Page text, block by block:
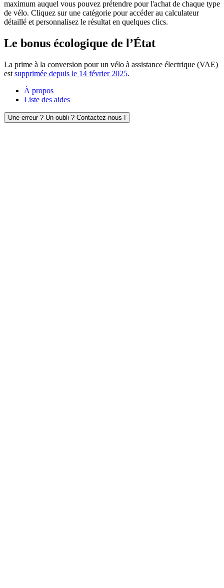
maximum auquel vous pouvez prétendre pour l'achat de chaque type
de vélo. Cliquez sur une catégorie pour accéder au calculateur
détaillé et personnalisez le résultat en quelques clics.
Le bonus écologique de l’État
La prime à la conversion pour un vélo à assistance électrique (VAE)
est supprimée depuis le 14 février 2025.
À propos
Liste des aides
Une erreur ? Un oubli ? Contactez-nous !